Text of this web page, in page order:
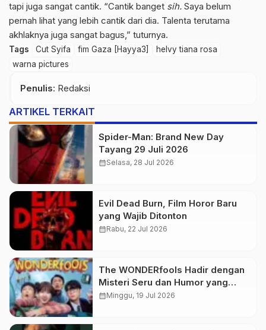
tapi juga sangat cantik. “Cantik banget sih. Saya belum
pernah lihat yang lebih cantik dari dia. Talenta terutama
akhlaknya juga sangat bagus,” tuturnya.
Tags Cut Syifa fim Gaza [Hayya3]
helvy tiana rosa
warna pictures
Penulis: Redaksi
ARTIKEL TERKAIT
Spider-Man: Brand New Day
Tayang 29 Juli 2026
calendar_monthSelasa, 28 Jul 2026
Evil Dead Burn, Film Horor Baru
yang Wajib Ditonton
calendar_monthRabu, 22 Jul 2026
The WONDERfools Hadir dengan
Misteri Seru dan Humor yang
Menghibur
calendar_monthMinggu, 19 Jul 2026